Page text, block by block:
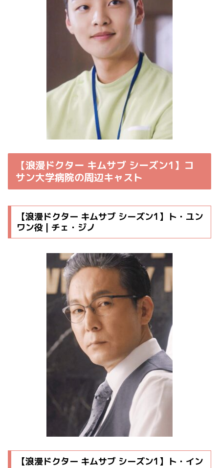
【浪漫ドクター キムサブ シーズン1】コ
サン大学病院の周辺キャスト
【浪漫ドクター キムサブ シーズン1】ト・ユン
ワン役 | チェ・ジノ
【浪漫ドクター キムサブ シーズン1】ト・イン